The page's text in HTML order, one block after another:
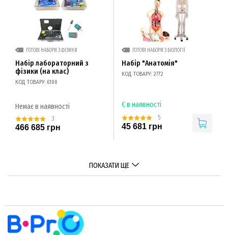
ГОТОВІ НАБОРИ З ФІЗИКИ
Набір лабораторний з
фізики (на клас)
КОД ТОВАРУ: 6100
Немає в наявності
3
466 685 грн
ГОТОВІ НАБОРИ З БІОЛОГІЇ
Набір "Анатомія"
КОД ТОВАРУ: 2772
Є в наявності
5
45 681 грн
ПОКАЗАТИ ЩЕ